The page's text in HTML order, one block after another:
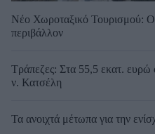
Νέο Χωροταξικό Τουρισμού:
περιβάλλον
Τράπεζες: Στα 55,5 εκατ. ευρώ
ν. Κατσέλη
Τα ανοιχτά μέτωπα για την